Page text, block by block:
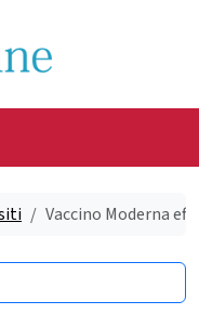
Vaccino Moderna